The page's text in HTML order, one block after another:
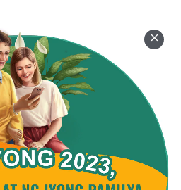
at hatulan ang tao
na balon, ibig sabihin
kapalaran at mga
kapakanan ng isang bagay:
tao ay hindi inilalagay sa
sadya, at pagkatapos ay
Sa halip, ito ay upang
na nasa loob ng tao,